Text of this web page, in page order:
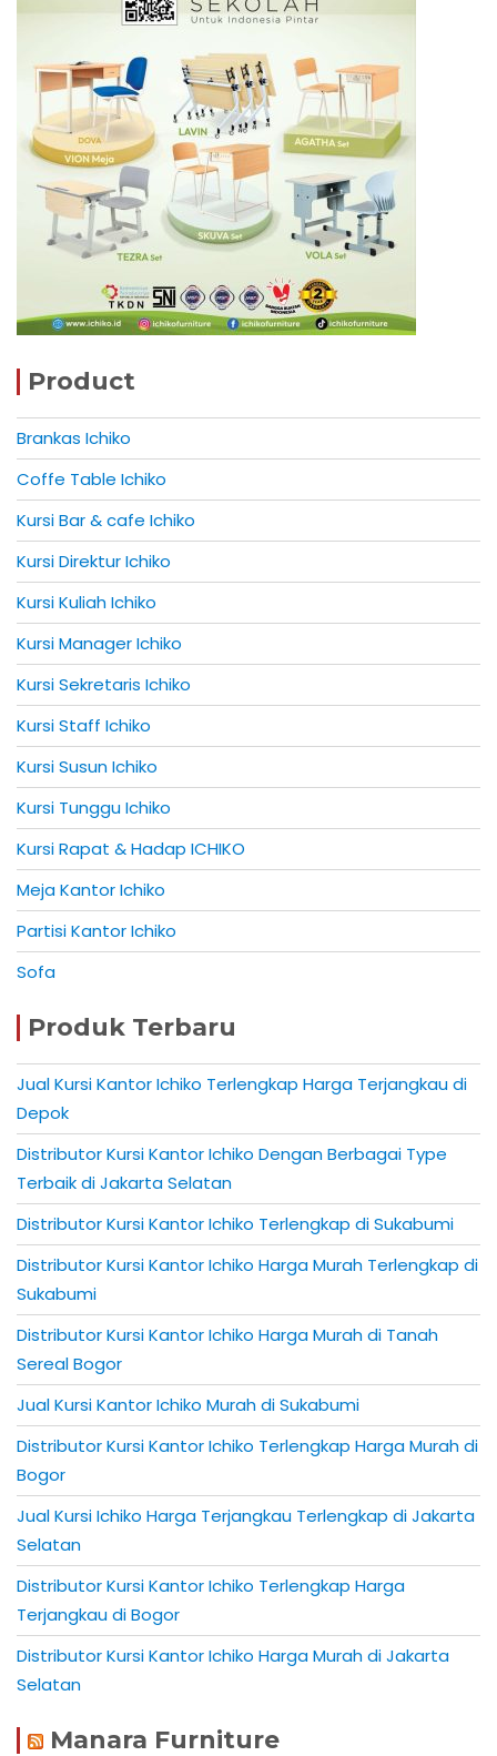
Product
Brankas Ichiko
Coffe Table Ichiko
Kursi Bar & cafe Ichiko
Kursi Direktur Ichiko
Kursi Kuliah Ichiko
Kursi Manager Ichiko
Kursi Sekretaris Ichiko
Kursi Staff Ichiko
Kursi Susun Ichiko
Kursi Tunggu Ichiko
Kursi Rapat & Hadap ICHIKO
Meja Kantor Ichiko
Partisi Kantor Ichiko
Sofa
Produk Terbaru
Jual Kursi Kantor Ichiko Terlengkap Harga Terjangkau di
Depok
Distributor Kursi Kantor Ichiko Dengan Berbagai Type
Terbaik di Jakarta Selatan
Distributor Kursi Kantor Ichiko Terlengkap di Sukabumi
Distributor Kursi Kantor Ichiko Harga Murah Terlengkap di
Sukabumi
Distributor Kursi Kantor Ichiko Harga Murah di Tanah
Sereal Bogor
Jual Kursi Kantor Ichiko Murah di Sukabumi
Distributor Kursi Kantor Ichiko Terlengkap Harga Murah di
Bogor
Jual Kursi Ichiko Harga Terjangkau Terlengkap di Jakarta
Selatan
Distributor Kursi Kantor Ichiko Terlengkap Harga
Terjangkau di Bogor
Distributor Kursi Kantor Ichiko Harga Murah di Jakarta
Selatan
Manara Furniture